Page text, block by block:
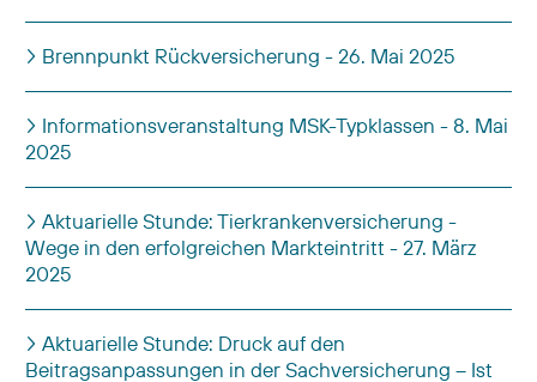
Brennpunkt Rückversicherung - 26. Mai 2025
Informationsveranstaltung MSK-Typklassen - 8. Mai
2025
Aktuarielle Stunde: Tierkrankenversicherung -
Wege in den erfolgreichen Markteintritt - 27. März
2025
Aktuarielle Stunde: Druck auf den
Beitragsanpassungen in der Sachversicherung – Ist